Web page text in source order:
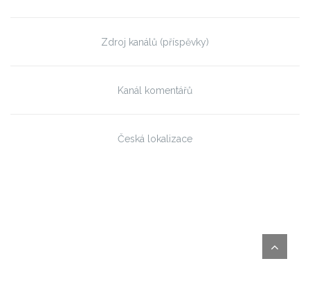
Zdroj kanálů (příspěvky)
Kanál komentářů
Česká lokalizace